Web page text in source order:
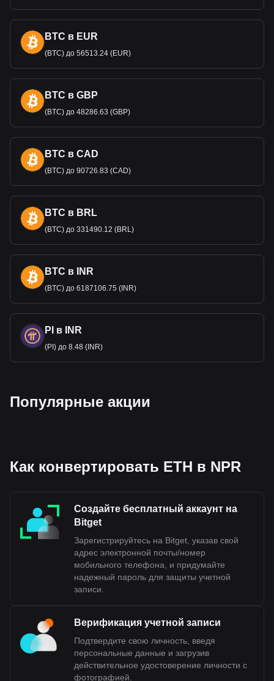
BTC в EUR
(BTC) до 56513.24 (EUR)
BTC в GBP
(BTC) до 48286.63 (GBP)
BTC в CAD
(BTC) до 90726.83 (CAD)
BTC в BRL
(BTC) до 331490.12 (BRL)
BTC в INR
(BTC) до 6187106.75 (INR)
PI в INR
(PI) до 8.48 (INR)
Популярные акции
Как конвертировать ETH в NPR
Создайте бесплатный аккаунт на
Bitget
Зарегистрируйтесь на Bitget, указав свой
адрес электронной почты/номер
мобильного телефона, и придумайте
надежный пароль для защиты учетной
записи.
Верификация учетной записи
Подтвердите свою личность, введя
персональные данные и загрузив
действительное удостоверение личности с
фотографией.